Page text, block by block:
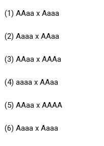
(1) AAaa x Aaaa
(2) Aaaa x AAaa
(3) AAaa x AAAa
(4) aaaa x AAaa
(5) AAaa x AAAA
(6) Aaaa x Aaaa